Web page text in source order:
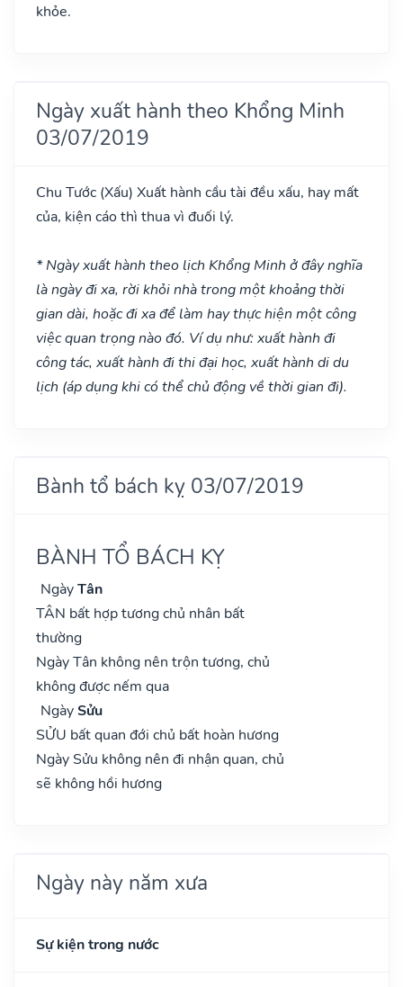
khỏe.
Ngày xuất hành theo Khổng Minh
03/07/2019
Chu Tước (Xấu) Xuất hành cầu tài đều xấu, hay mất
của, kiện cáo thì thua vì đuối lý.
* Ngày xuất hành theo lịch Khổng Minh ở đây nghĩa
là ngày đi xa, rời khỏi nhà trong một khoảng thời
gian dài, hoặc đi xa để làm hay thực hiện một công
việc quan trọng nào đó. Ví dụ như: xuất hành đi
công tác, xuất hành đi thi đại học, xuất hành di du
lịch (áp dụng khi có thể chủ động về thời gian đi).
Bành tổ bách kỵ 03/07/2019
BÀNH TỔ BÁCH KỴ
NgàyTân
TÂN bất hợp tương chủ nhân bất
thường
Ngày Tân không nên trộn tương, chủ
không được nếm qua
NgàySửu
SỬU bất quan đới chủ bất hoàn hương
Ngày Sửu không nên đi nhận quan, chủ
sẽ không hồi hương
Ngày này năm xưa
Sự kiện trong nước